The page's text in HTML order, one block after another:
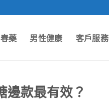
藥 男性健康 客戶服務
邊款最有效？